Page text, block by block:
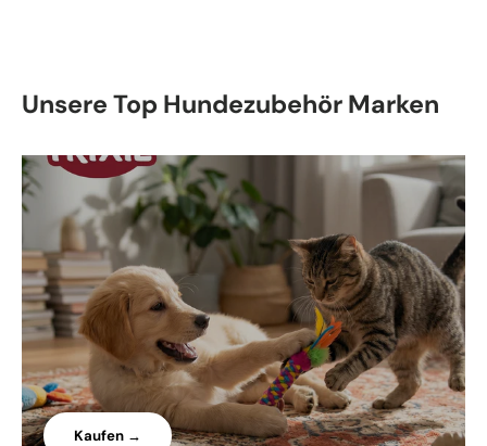
Unsere Top Hundezubehör Marken
Kaufen →